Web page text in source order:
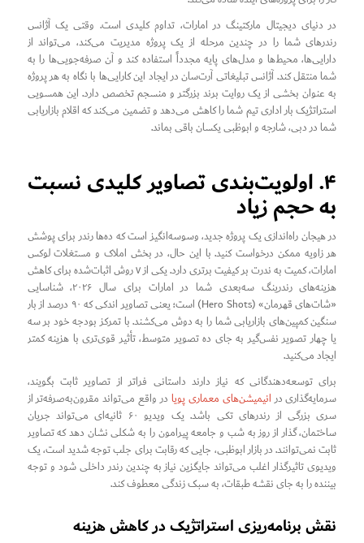
در دنیای دیجیتال مارکتینگ در امارات، تداوم کلیدی است. وقتی یک آژانس
رندرهای شما را در چندین مرحله از یک پروژه مدیریت می‌کند، می‌تواند از
دارایی‌ها، محیط‌ها و مدل‌های پایه مجدداً استفاده کند و آن صرفه‌جویی‌ها را به
شما منتقل کند. آژانس تبلیغاتی آرت‌سان در ایجاد این کارایی‌ها با نگاه به هر پروژه
به عنوان بخشی از یک روایت برند بزرگتر و منسجم تخصص دارد. این همسویی
استراتژیک بار اداری تیم شما را کاهش می‌دهد و تضمین می‌کند که اقلام بازاریابی
شما در دبی، شارجه و ابوظبی یکسان باقی بماند.
۴. اولویت‌بندی تصاویر کلیدی نسبت
به حجم زیاد
در هیجان راه‌اندازی یک پروژه جدید، وسوسه‌انگیز است که ده‌ها رندر برای پوشش
هر زاویه ممکن درخواست کنید. با این حال، در بخش املاک و مستغلات لوکس
امارات، کمیت به ندرت بر کیفیت برتری دارد. یکی از ۷ روش اثبات‌شده برای کاهش
هزینه‌های رندرینگ سه‌بعدی شما در امارات برای سال ۲۰۲۶، شناسایی
«شات‌های قهرمان» (Hero Shots) است؛ یعنی تصاویر اندکی که ۹۰ درصد از بار
سنگین کمپین‌های بازاریابی شما را به دوش می‌کشند. با تمرکز بودجه خود بر سه
یا چهار تصویر نفس‌گیر به جای ده تصویر متوسط، تأثیر قوی‌تری با هزینه کمتر
ایجاد می‌کنید.
برای توسعه‌دهندگانی که نیاز دارند داستانی فراتر از تصاویر ثابت بگویند،
سرمایه‌گذاری درانیمیشن‌های معماری پویا در واقع می‌تواند مقرون‌به‌صرفه‌تر از
سری بزرگی از رندرهای تکی باشد. یک ویدیو ۶۰ ثانیه‌ای می‌تواند جریان
ساختمان، گذار از روز به شب و جامعه پیرامون را به شکلی نشان دهد که تصاویر
ثابت نمی‌توانند. در بازار ابوظبی، جایی که رقابت برای جلب توجه شدید است، یک
ویدیوی تاثیرگذار اغلب می‌تواند جایگزین نیاز به چندین رندر داخلی شود و توجه
بیننده را به جای نقشه طبقات، به سبک زندگی معطوف کند.
نقش برنامه‌ریزی استراتژیک در کاهش هزینه